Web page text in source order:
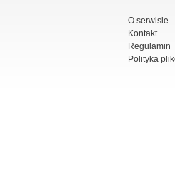
O serwisie
Kontakt
Regulamin
Polityka